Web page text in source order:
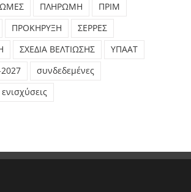
ΠΛΗΡΩΜΗ
ΠΡΙΜ
ΠΡΟΚΗΡΥΞΗ
ΣΕΡΡΕΣ
ΣΧΕΔΙΑ ΒΕΛΤΙΩΣΗΣ
ΥΠΑΑΤ
συνδεδεμένες